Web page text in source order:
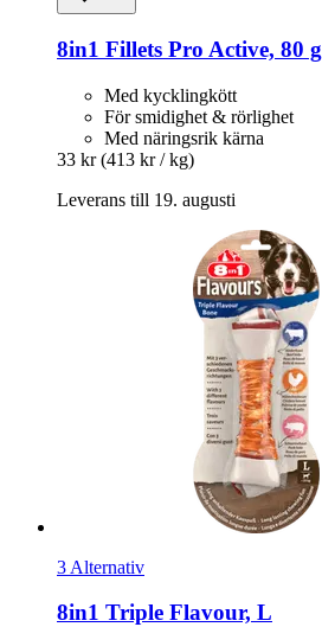
8in1 Fillets Pro Active, 80 g
Med kycklingkött
För smidighet & rörlighet
Med näringsrik kärna
33 kr (413 kr / kg)
Leverans till 19. augusti
3 Alternativ
8in1 Triple Flavour, L